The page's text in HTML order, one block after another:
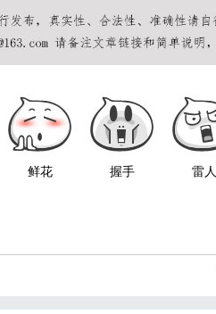
鲜花 握手 雷人